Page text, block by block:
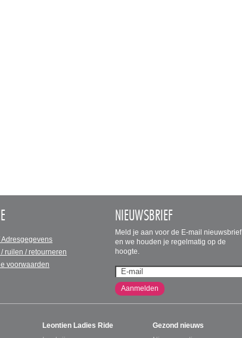
Adresgegevens
ruilen / retourneren
voorwaarden
NIEUWSBRIEF
Meld je aan voor de E-mail nieuwsbrief
en we houden je regelmatig op de
hoogte.
Aanmelden
Leontien Ladies Ride
Gezond nieuws